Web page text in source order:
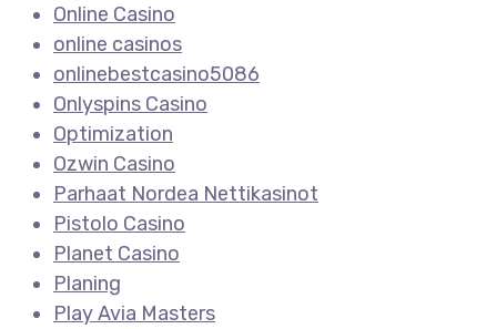
Online Casino
online casinos
onlinebestcasino5086
Onlyspins Casino
Optimization
Ozwin Casino
Parhaat Nordea Nettikasinot
Pistolo Casino
Planet Casino
Planing
Play Avia Masters